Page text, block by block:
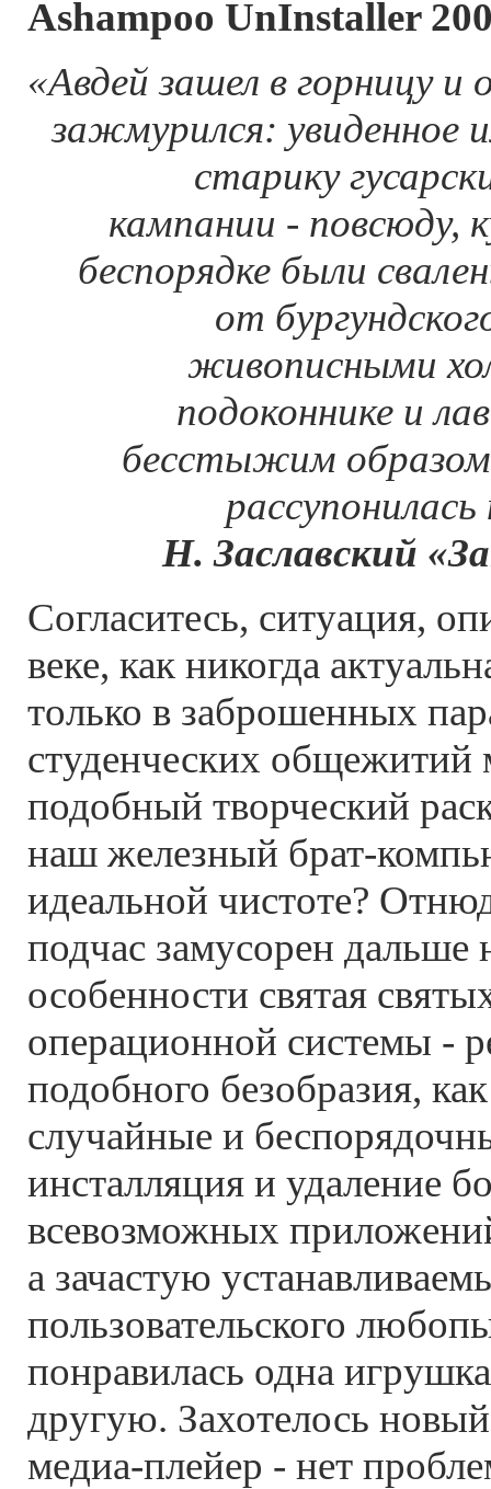
Аshampoo UnInstaller
«Авдей зашел в горницу
зажмурился: увиденное
старику
кампании - повсюду,
беспорядке были
от
живописными
подоконнике и
бесстыжим
Н. Заславский
Согласитесь, ситуация,
веке, как никогда
только в заброшенных
студенческих общежитий
подобный творческий
наш железный брат-
идеальной чистоте?
подчас замусорен дальше
особенности святая
операционной системы -
подобного безобразия,
случайные и
инсталляция и удаление
всевозможных
а зачастую
пользовательского
понравилась одна
другую. Захотелось
медиа-плейер - нет